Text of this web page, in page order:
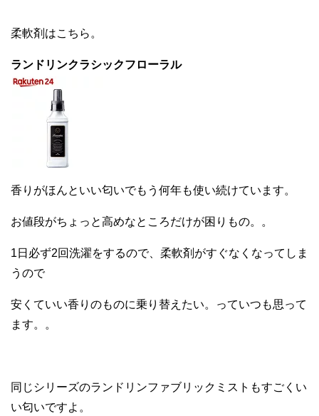
柔軟剤はこちら。
ランドリンクラシックフローラル
香りがほんといい匂いでもう何年も使い続けています。
お値段がちょっと高めなところだけが困りもの。。
1日必ず2回洗濯をするので、柔軟剤がすぐなくなってしま
うので
安くていい香りのものに乗り替えたい。っていつも思って
ます。。
同じシリーズのランドリンファブリックミストもすごくい
い匂いですよ。